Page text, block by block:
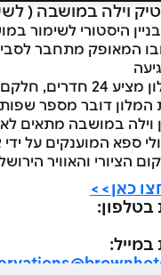
וילה במושבה (
היסטורי לשימור
המאופק מתחבר
מרפסות, אמבטיות או מקלחות גשם ופינוקים נוספים
המלון דובר מספר
וילה במושבה מתאים
ספא המוענקים על
הציורי והאוויר
כאן>>
בטלפון: